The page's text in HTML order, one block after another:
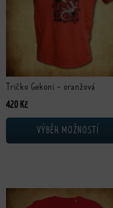
Tričko Gekoni - oranžová
420 Kč
VÝBĚR MOŽNOSTÍ
Tento produkt má více